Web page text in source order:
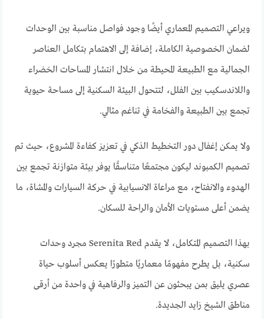
ويراعي التصميم المعماري أيضًا وجود فواصل مناسبة بين الوحدات
لضمان الخصوصية الكاملة، إضافة إلى الاهتمام بتكامل العناصر
الجمالية مع الطبيعة المحيطة من خلال انتشار المساحات الخضراء
واللاندسكيب بين الفلل، لتتحول البيئة السكنية إلى مساحة حيوية
تجمع بين الطبيعة والفخامة في تناغم مثالي.
ولا يمكن إغفال دور التخطيط الذكي في تعزيز كفاءة المشروع، حيث تم
تصميم الكمبوند ليكون مجتمعًا متناسقًا يوفر بيئة متوازنة تجمع بين
الهدوء والانفتاح، مع مراعاة الانسيابية في حركة السيارات والمشاة، ما
يضمن أعلى مستويات الأمان والراحة للسكان.
بهذا التصميم المتكامل، لا يقدم Serenita Red مجرد وحدات
سكنية، بل يطرح مفهومًا معماريًا متطورًا يعكس أسلوب حياة
عصري يليق بمن يبحثون عن التميز والرفاهية في واحدة من أرقى
مناطق الشيخ زايد الجديدة.